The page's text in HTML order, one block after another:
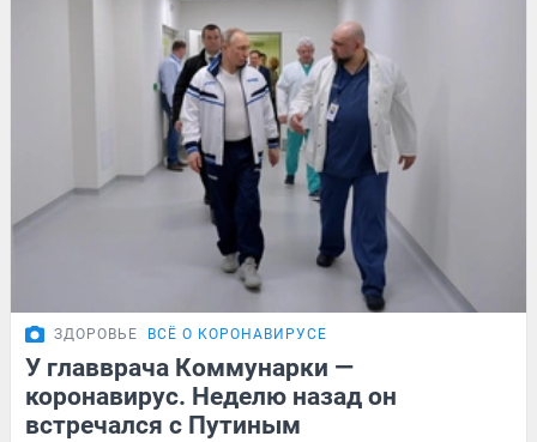
ЗДОРОВЬЕ ВСЁ О КОРОНАВИРУСЕ
У главврача Коммунарки —
коронавирус. Неделю назад он
встречался с Путиным